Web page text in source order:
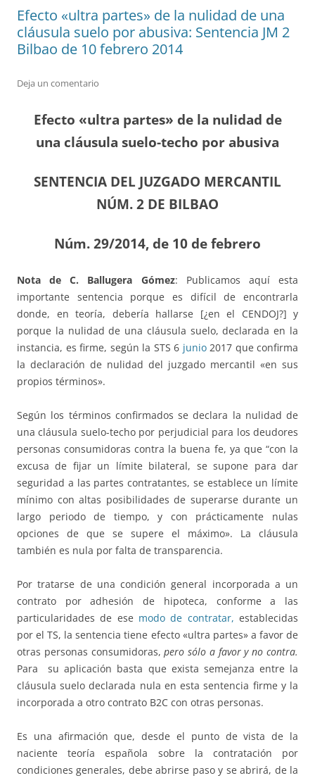
Efecto «ultra partes» de la nulidad de una
cláusula suelo por abusiva: Sentencia JM 2
Bilbao de 10 febrero 2014
Deja un comentario
Efecto «ultra partes» de la nulidad de
una cláusula suelo-techo por abusiva
SENTENCIA DEL JUZGADO MERCANTIL
NÚM. 2 DE BILBAO
Núm. 29/2014, de 10 de febrero
Nota de C. Ballugera Gómez: Publicamos aquí esta
importante sentencia porque es difícil de encontrarla
donde, en teoría, debería hallarse [¿en el CENDOJ?] y
porque la nulidad de una cláusula suelo, declarada en la
instancia, es firme, según la STS 6 junio2017 que confirma
la declaración de nulidad del juzgado mercantil «en sus
propios términos».
Según los términos confirmados se declara la nulidad de
una cláusula suelo-techo por perjudicial para los deudores
personas consumidoras contra la buena fe, ya que “con la
excusa de fijar un límite bilateral, se supone para dar
seguridad a las partes contratantes, se establece un límite
mínimo con altas posibilidades de superarse durante un
largo periodo de tiempo, y con prácticamente nulas
opciones de que se supere el máximo». La cláusula
también es nula por falta de transparencia.
Por tratarse de una condición general incorporada a un
contrato por adhesión de hipoteca, conforme a las
particularidades de ese modo de contratar, establecidas
por el TS, la sentencia tiene efecto «ultra partes» a favor de
otras personas consumidoras,pero sólo a favor y no contra.
Para
su aplicación basta que exista semejanza entre la
cláusula suelo declarada nula en esta sentencia firme y la
incorporada a otro contrato B2C con otras personas.
Es una afirmación que, desde el punto de vista de la
naciente teoría española sobre la contratación por
condiciones generales, debe abrirse paso y se abrirá, de la